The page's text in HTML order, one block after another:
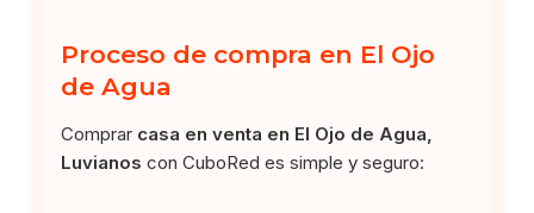
Proceso de compra en El Ojo
de Agua
Comprar casa en venta en El Ojo de Agua,
Luvianos con CuboRed es simple y seguro: